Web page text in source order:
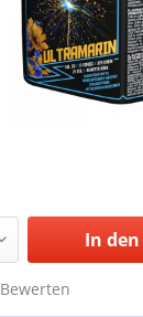
In den
Bewerten